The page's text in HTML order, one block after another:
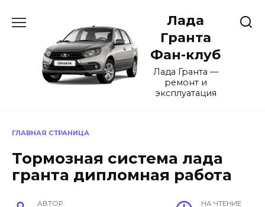
содержанию
Лада
Гранта
Фан-клуб
Лада Гранта —
ремонт и
эксплуатация
ГЛАВНАЯ СТРАНИЦА
Тормозная система лада
гранта дипломная работа
АВТОР НА ЧТЕНИЕ